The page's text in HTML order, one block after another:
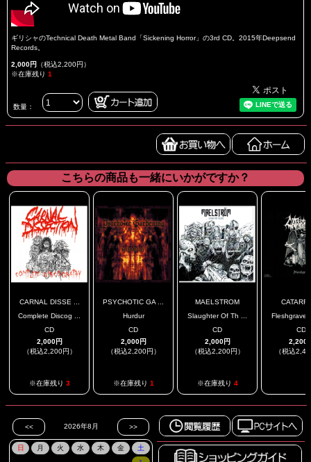
ギリシャのTechnical Death Metal Band「Sickening Horror」の3rd CD。2015年Deepsend
Records。
2,000円 （税込2,200円）
※在庫残り 1
数量：
こちらの商品も一緒にいかがですか？
CARNAL DISSE ...
Complete Discog ...
CD
2,000円
（税込2,200円）
※在庫残り 3
PSYCHOTIC GA ...
Hurdur
CD
2,000円
（税込2,200円）
※在庫残り 1
MAELSTROM
Slaughter Of Th ...
CD
2,000円
（税込2,200円）
※在庫残り 4
Fleshgrave
CD
2,200
（税込